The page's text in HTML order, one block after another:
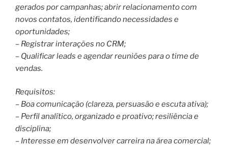
gerados por campanhas; abrir relacionamento com
novos contatos, identificando necessidades e
oportunidades;
– Registrar interações no CRM;
– Qualificar leads e agendar reuniões para o time de
vendas.
Requisitos:
– Boa comunicação (clareza, persuasão e escuta ativa);
– Perfil analítico, organizado e proativo; resiliência e
disciplina;
– Interesse em desenvolver carreira na área comercial;